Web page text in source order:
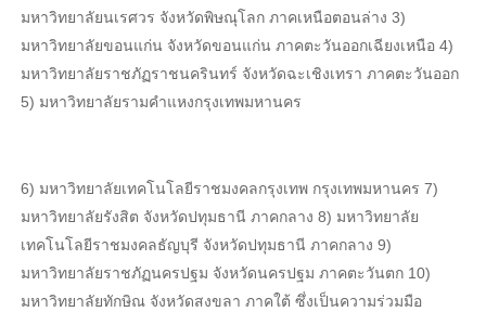
มหาวิทยาลัยนเรศวร จังหวัดพิษณุโลก ภาคเหนือตอนล่าง 3)
มหาวิทยาลัยขอนแก่น จังหวัดขอนแก่น ภาคตะวันออกเฉียงเหนือ 4)
มหาวิทยาลัยราชภัฏราชนครินทร์ จังหวัดฉะเชิงเทรา ภาคตะวันออก
5) มหาวิทยาลัยรามคำแหงกรุงเทพมหานคร
6) มหาวิทยาลัยเทคโนโลยีราชมงคลกรุงเทพ กรุงเทพมหานคร 7)
มหาวิทยาลัยรังสิต จังหวัดปทุมธานี ภาคกลาง 8) มหาวิทยาลัย
เทคโนโลยีราชมงคลธัญบุรี จังหวัดปทุมธานี ภาคกลาง 9)
มหาวิทยาลัยราชภัฏนครปฐม จังหวัดนครปฐม ภาคตะวันตก 10)
มหาวิทยาลัยทักษิณ จังหวัดสงขลา ภาคใต้ ซึ่งเป็นความร่วมมือ